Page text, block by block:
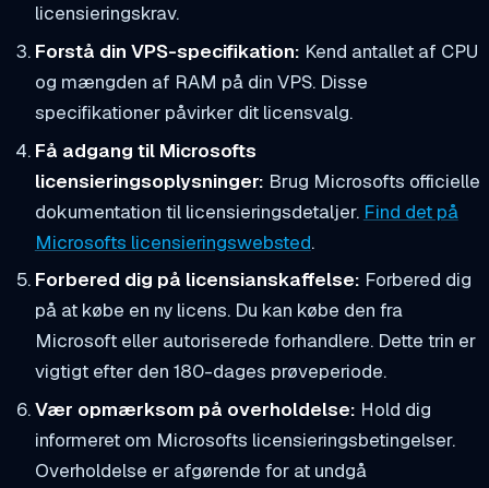
licensieringskrav.
Forstå din VPS-specifikation: Kend antallet af CPU
og mængden af RAM på din VPS. Disse
specifikationer påvirker dit licensvalg.
Få adgang til Microsofts
licensieringsoplysninger: Brug Microsofts officielle
dokumentation til licensieringsdetaljer. Find det på
Microsofts licensieringswebsted.
Forbered dig på licensianskaffelse: Forbered dig
på at købe en ny licens. Du kan købe den fra
Microsoft eller autoriserede forhandlere. Dette trin er
vigtigt efter den 180-dages prøveperiode.
Vær opmærksom på overholdelse: Hold dig
informeret om Microsofts licensieringsbetingelser.
Overholdelse er afgørende for at undgå